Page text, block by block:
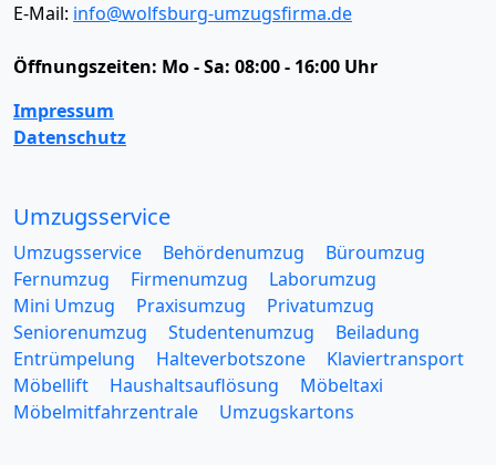
E-Mail: info@wolfsburg-umzugsfirma.de
Öffnungszeiten: Mo - Sa: 08:00 - 16:00 Uhr
Impressum
Datenschutz
Umzugsservice
Umzugsservice Behördenumzug
Büroumzug
Fernumzug
Firmenumzug
Laborumzug
Mini Umzug
Praxisumzug
Privatumzug
Seniorenumzug
Studentenumzug
Beiladung
Entrümpelung
Halteverbotszone
Klaviertransport
Möbellift
Haushaltsauflösung
Möbeltaxi
Möbelmitfahrzentrale
Umzugskartons